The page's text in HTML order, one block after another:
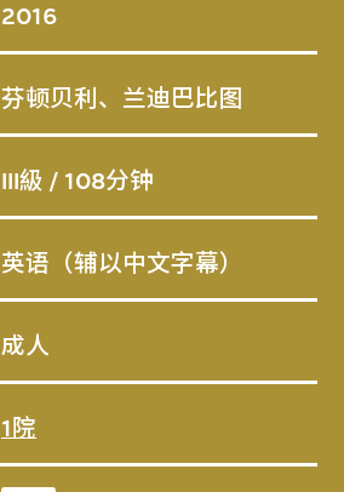
2016
芬顿贝利、兰迪巴比图
III級 / 108分钟
英语（辅以中文字幕）
成人
1院